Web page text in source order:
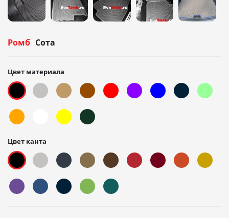
Ромб Сота
Цвет материала
Цвет канта